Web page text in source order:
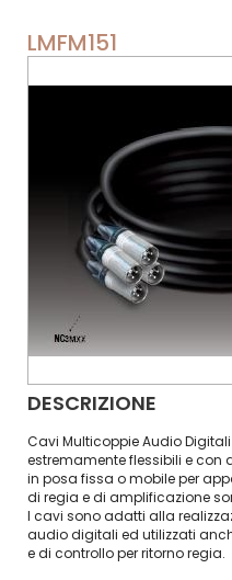
LMFM151
DESCRIZIONE
Cavi Multicoppie Audio Digitali
estremamente flessibili e
in posa fissa o mobile per
di regia e di amplificazione
I cavi sono adatti alla
audio digitali ed utilizzati
e di controllo per ritorno regia.